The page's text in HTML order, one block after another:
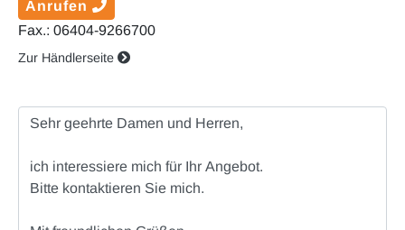
Anrufen
Fax.: 06404-9266700
Zur Händlerseite